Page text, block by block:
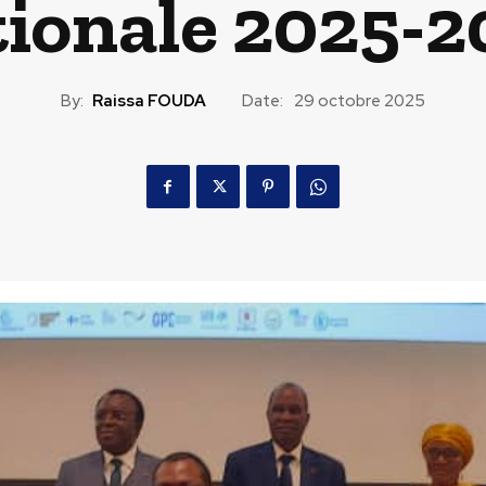
2025-
By: Raissa FOUDA Date: 29 octobre 2025